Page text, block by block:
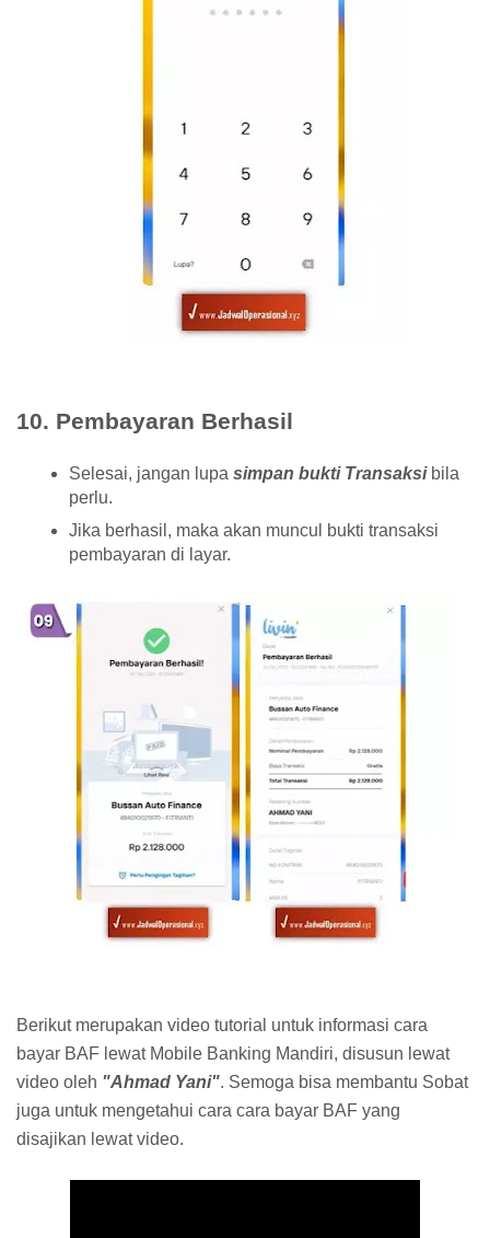
10. Pembayaran Berhasil
Selesai, jangan lupa simpan bukti Transaksi bila
perlu.
Jika berhasil, maka akan muncul bukti transaksi
pembayaran di layar.
Berikut merupakan video tutorial untuk informasi cara
bayar BAF lewat Mobile Banking Mandiri, disusun lewat
video oleh "Ahmad Yani". Semoga bisa membantu Sobat
juga untuk mengetahui cara cara bayar BAF yang
disajikan lewat video.